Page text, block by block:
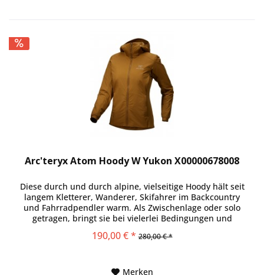
Arc'teryx Atom Hoody W Yukon X00000678008
Diese durch und durch alpine, vielseitige Hoody hält seit
langem Kletterer, Wanderer, Skifahrer im Backcountry
und Fahrradpendler warm. Als Zwischenlage oder solo
getragen, bringt sie bei vielerlei Bedingungen und
190,00 € * 280,00 € *
Merken